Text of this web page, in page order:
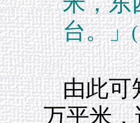
台。」
由此可
万平米